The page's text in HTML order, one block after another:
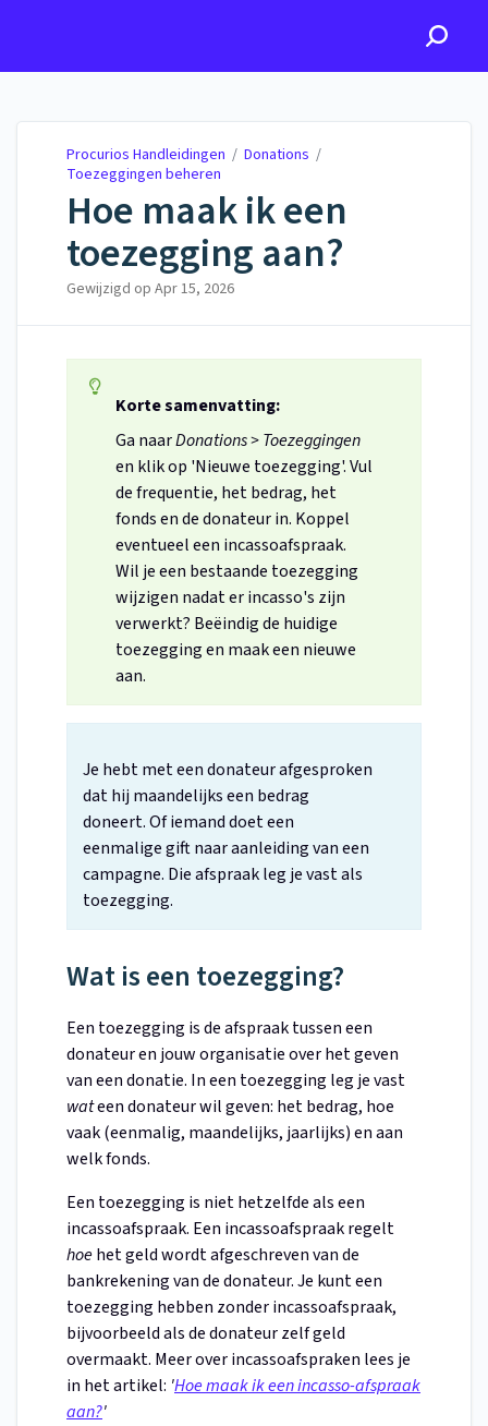
Procurios Handleidingen / Donations /
Toezeggingen beheren
Hoe maak ik een
toezegging aan?
Gewijzigd op Apr 15, 2026
Korte samenvatting:
Ga naarDonations > Toezeggingen
en klik op 'Nieuwe toezegging'. Vul
de frequentie, het bedrag, het
fonds en de donateur in. Koppel
eventueel een incassoafspraak.
Wil je een bestaande toezegging
wijzigen nadat er incasso's zijn
verwerkt? Beëindig de huidige
toezegging en maak een nieuwe
aan.
Je hebt met een donateur afgesproken
dat hij maandelijks een bedrag
doneert. Of iemand doet een
eenmalige gift naar aanleiding van een
campagne. Die afspraak leg je vast als
toezegging.
Wat is een toezegging?
Een toezegging is de afspraak tussen een
donateur en jouw organisatie over het geven
van een donatie. In een toezegging leg je vast
wateen donateur wil geven: het bedrag, hoe
vaak (eenmalig, maandelijks, jaarlijks) en aan
welk fonds.
Een toezegging is niet hetzelfde als een
incassoafspraak. Een incassoafspraak regelt
hoehet geld wordt afgeschreven van de
bankrekening van de donateur. Je kunt een
toezegging hebben zonder incassoafspraak,
bijvoorbeeld als de donateur zelf geld
overmaakt. Meer over incassoafspraken lees je
in het artikel: 'Hoe maak ik een incasso-afspraak
aan?'